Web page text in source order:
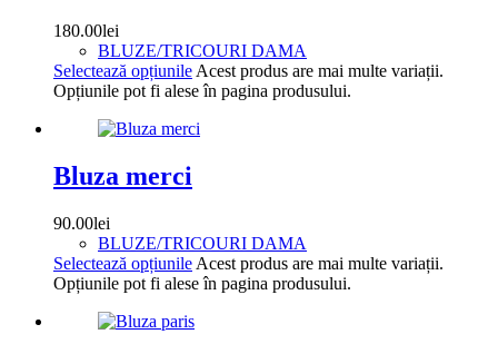
180.00lei
BLUZE/TRICOURI DAMA
Selectează opțiunile Acest produs are mai multe variații.
Opțiunile pot fi alese în pagina produsului.
Bluza merci
90.00lei
BLUZE/TRICOURI DAMA
Selectează opțiunile Acest produs are mai multe variații.
Opțiunile pot fi alese în pagina produsului.